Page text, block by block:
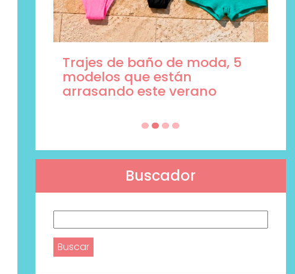
Trajes de baño de moda, 5
modelos que están
arrasando este verano
Buscador